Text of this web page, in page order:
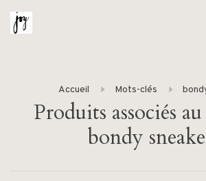
Accueil Mots-clés
Produits associés
bondy